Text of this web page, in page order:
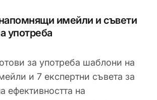
имейли и съвети
употреба
за употреба шаблони на
и 7 експертни съвета за
ефективността на